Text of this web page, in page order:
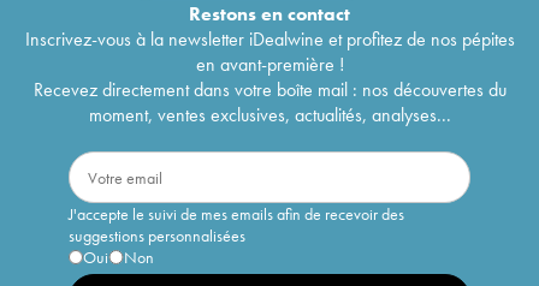
Restons encontact
Inscrivez-vous à la newsletter iDealwine et profitez de nos pépites
en avant-première !
Recevez directement dans votre boîte mail : nos découvertes du
moment, ventes exclusives, actualités, analyses...
J'accepte le suivi de mes emails afin de recevoir des
suggestions personnalisées
Oui
Non